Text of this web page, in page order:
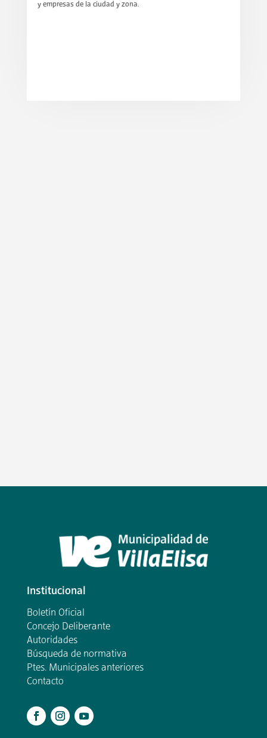
y empresas de la ciudad y zona.
Institucional
Boletín Oficial
Concejo Deliberante
Autoridades
Búsqueda de normativa
Ptes. Municipales anteriores
Contacto